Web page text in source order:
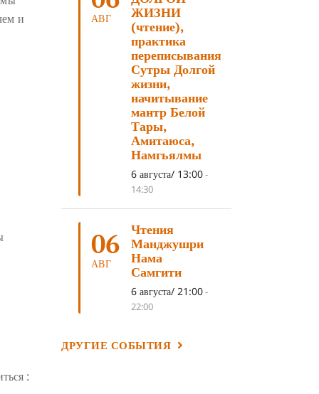
и
:
ЛОСАР(7)
АНАЛИТИЧЕСКАЯ МЕДИТАЦИЯ
КАК МЕДИТИРОВАТЬ(6)
ДХАРМА (6)
ДОСТ. САНГЬЕ КХАНДРО(6)
ТРИ ОСНОВЫ ПУТИ (5)
ЛХАБАБ ДУЧЕН(5)
ОЧИСТИТЕЛЬНЫЕ ПРАКТИКИ(5)
САМ СЕБЕ ПСИХОЛОГ
САДХАНА(4) ОТРЕЧЕНИЕ(4)
ВОСЕМЬ ОБЕТОВ(4)
ПОДНОШЕНИЯ (4)
ВОСЕМЬ СТРОФ(4)
АВГ
ЖИЗНИ
(чтение),
практика
переписывания
Сутры Долгой
жизни,
начитывание
мантр Белой
Тары,
Амитаюса,
Намгьялмы
6 августа/ 13:00-
14:30
06
АВГ
Чтения
Манджушри
Нама
Самгити
6 августа/ 21:00-
22:00
ДРУГИЕ СОБЫТИЯ